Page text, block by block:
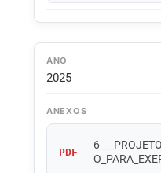
ANO
2025
ANEXOS
PDF